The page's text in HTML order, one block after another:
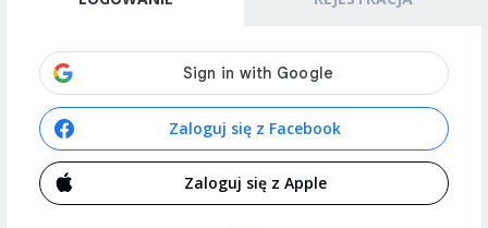
Zaloguj się z Facebook
Zaloguj się z Apple